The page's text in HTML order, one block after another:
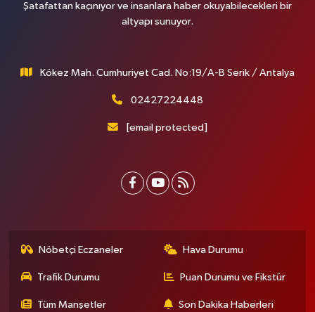
Şatafattan kaçınıyor ve insanlara haber okuyabilecekleri bir
altyapı sunuyor.
Kökez Mah. Cumhuriyet Cad. No:19/A-B Serik / Antalya
02427224448
[email protected]
Nöbetçi Eczaneler Hava Durumu
Trafik Durumu Puan Durumu ve Fikstür
Tüm Manşetler Son Dakika Haberleri